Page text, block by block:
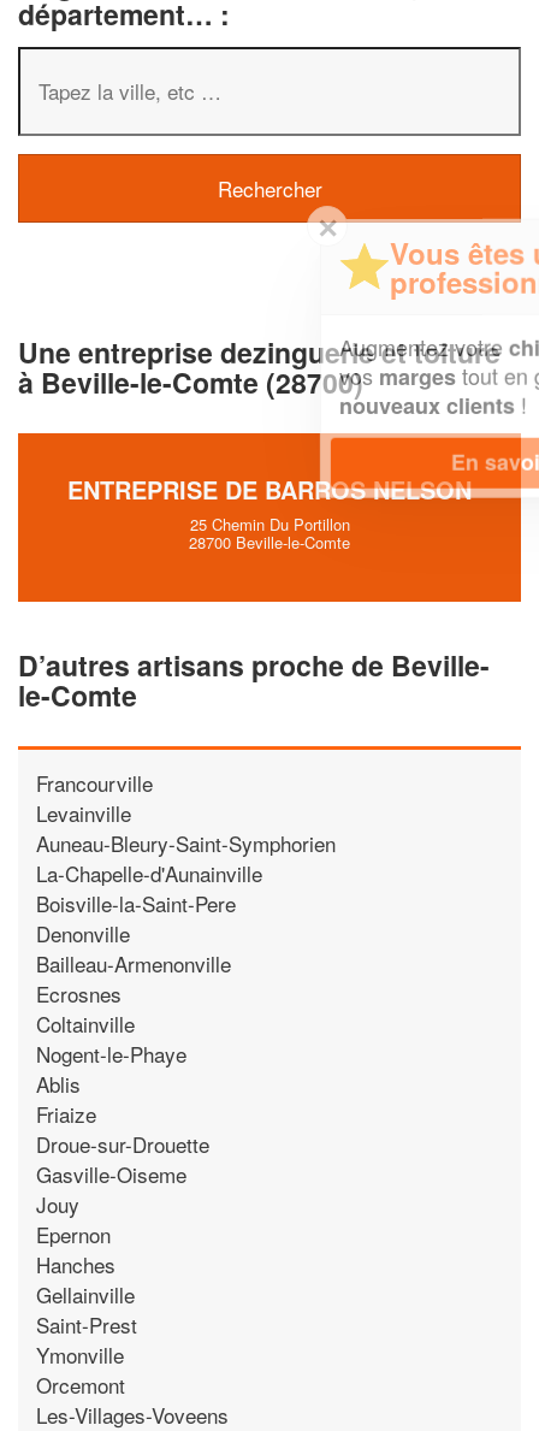
département… :
Une entreprise dezinguerie et toiture
à Beville-le-Comte (28700)
ENTREPRISE DE BARROS NELSON
25 Chemin Du Portillon
28700 Beville-le-Comte
D’autres artisans proche de Beville-
le-Comte
Francourville
Levainville
Auneau-Bleury-Saint-Symphorien
La-Chapelle-d'Aunainville
Boisville-la-Saint-Pere
Denonville
Bailleau-Armenonville
Ecrosnes
Coltainville
Nogent-le-Phaye
Ablis
Friaize
Droue-sur-Drouette
Gasville-Oiseme
Jouy
Epernon
Hanches
Gellainville
Saint-Prest
Ymonville
Orcemont
Les-Villages-Voveens
✕
Vous êtes un
professionnel ?
Augmentez votrechiffre d'affaireset
vosmarges tout en gagnant de
nouveaux clients !